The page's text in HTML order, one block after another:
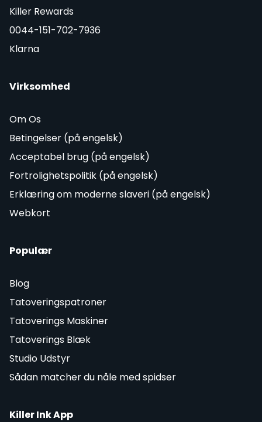
Killer Rewards
0044-151-702-7936
Klarna
Virksomhed
Om Os
Betingelser (på engelsk)
Acceptabel brug (på engelsk)
Fortrolighetspolitik (på engelsk)
Erklæring om moderne slaveri (på engelsk)
Webkort
Populær
Blog
Tatoveringspatroner
Tatoverings Maskiner
Tatoverings Blæk
Studio Udstyr
Sådan matcher du nåle med spidser
Killer Ink App